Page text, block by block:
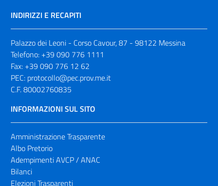
INDIRIZZI E RECAPITI
Palazzo dei Leoni - Corso Cavour, 87 - 98122 Messina
Telefono: +39 090 776 1111
Fax: +39 090 776 12 62
PEC: protocollo@pec.prov.me.it
C.F. 80002760835
INFORMAZIONI SUL SITO
Amministrazione Trasparente
Albo Pretorio
Adempimenti AVCP / ANAC
Bilanci
Elezioni Trasparenti